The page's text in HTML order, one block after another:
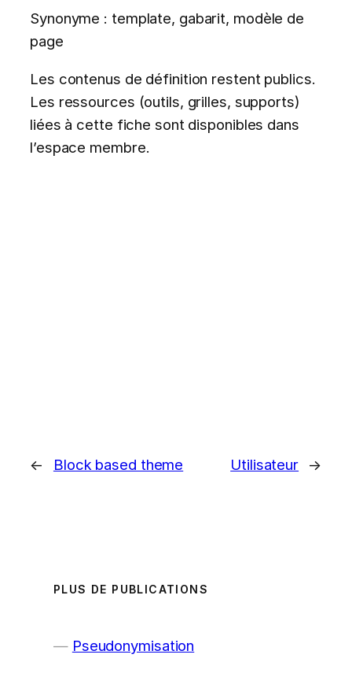
Synonyme : template, gabarit, modèle de
page
Les contenus de définition restent publics.
Les ressources (outils, grilles, supports)
liées à cette fiche sont disponibles dans
l’espace membre.
← Block based theme Utilisateur →
PLUS DE PUBLICATIONS
Pseudonymisation